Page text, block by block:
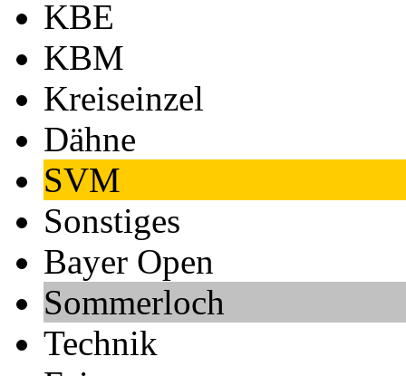
KBE
KBM
Kreiseinzel
Dähne
SVM
Sonstiges
Bayer Open
Sommerloch
Technik